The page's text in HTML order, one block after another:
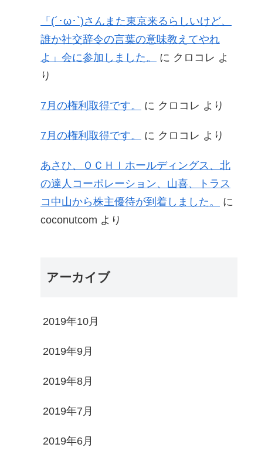
「(´･ω･`)さんまた東京来るらしいけど、
誰か社交辞令の言葉の意味教えてやれ
よ」会に参加しました。
に クロコレ よ
り
7月の権利取得です。 に クロコレ より
7月の権利取得です。 に クロコレ より
あさひ、ＯＣＨＩホールディングス、北
の達人コーポレーション、山喜、トラス
コ中山から株主優待が到着しました。
に
coconutcom より
アーカイブ
2019年10月
2019年9月
2019年8月
2019年7月
2019年6月